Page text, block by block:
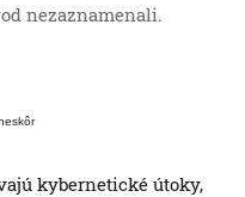
nezaznamenali.
kybernetické útoky,